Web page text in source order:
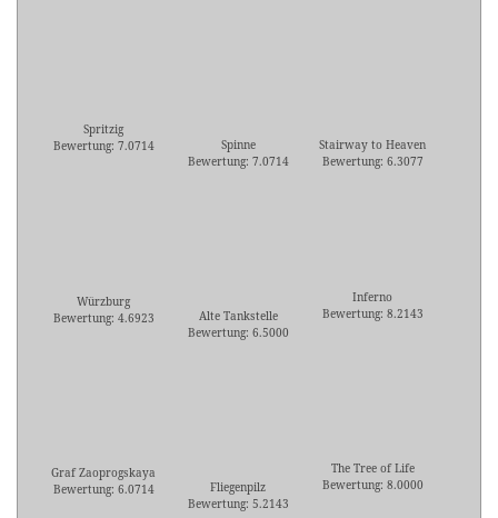
Spritzig
Bewertung: 7.0714
Spinne
Bewertung: 7.0714
Stairway to Heaven
Bewertung: 6.3077
Würzburg
Bewertung: 4.6923
Alte Tankstelle
Bewertung: 6.5000
Inferno
Bewertung: 8.2143
Graf Zaoprogskaya
Bewertung: 6.0714
Fliegenpilz
Bewertung: 5.2143
The Tree of Life
Bewertung: 8.0000